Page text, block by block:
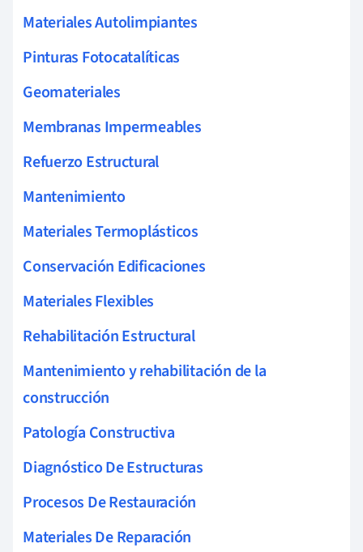
Materiales Autolimpiantes
Pinturas Fotocatalíticas
Geomateriales
Membranas Impermeables
Refuerzo Estructural
Mantenimiento
Materiales Termoplásticos
Conservación Edificaciones
Materiales Flexibles
Rehabilitación Estructural
Mantenimiento y rehabilitación de la
construcción
Patología Constructiva
Diagnóstico De Estructuras
Procesos De Restauración
Materiales De Reparación